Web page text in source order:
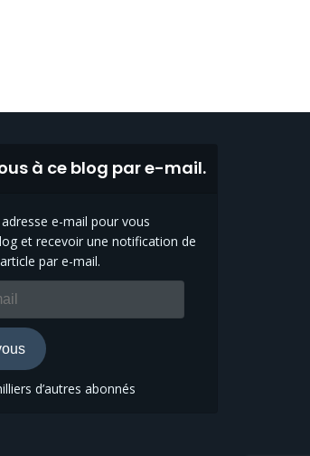
à ce blog par e-mail.
e-mail pour vous
et recevoir une notification de
par e-mail.
d’autres abonnés